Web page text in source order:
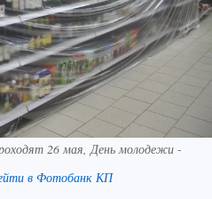
26 мая, День молодежи -
в Фотобанк КП